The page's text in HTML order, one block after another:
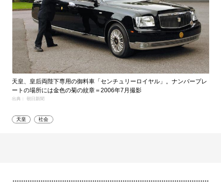
天皇、皇后両陛下専用の御料車「センチュリーロイヤル」。ナンバープレ
ートの場所には金色の菊の紋章＝2006年7月撮影
出典： 朝日新聞
天皇 社会